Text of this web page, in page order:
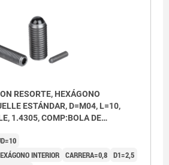
RESORTE, HEXÁGONO
ESTÁNDAR, D=M04, L=10,
1.4305, COMP:BOLA DE
INTERIOR CARRERA=0,8 D1=2,5